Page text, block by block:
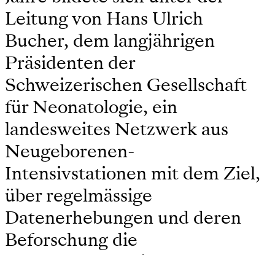
Leitung von Hans Ulrich
Bucher, dem langjährigen
Präsidenten der
Schweizerischen Gesellschaft
für Neonatologie, ein
landesweites Netzwerk aus
Neugeborenen-
Intensivstationen mit dem Ziel,
über regelmässige
Datenerhebungen und deren
Beforschung die